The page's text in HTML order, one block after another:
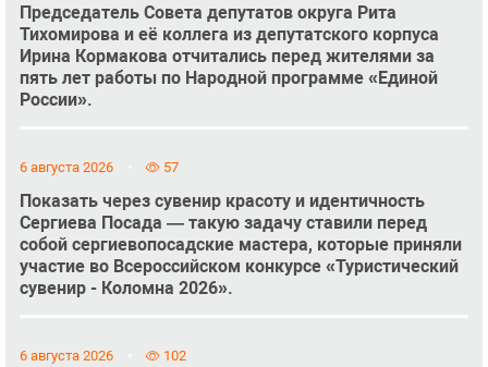
Председатель Совета депутатов округа Рита
Тихомирова и её коллега из депутатского корпуса
Ирина Кормакова отчитались перед жителями за
пять лет работы по Народной программе «Единой
России».
6 августа 2026 57
Показать через сувенир красоту и идентичность
Сергиева Посада — такую задачу ставили перед
собой сергиевопосадские мастера, которые приняли
участие во Всероссийском конкурсе «Туристический
сувенир - Коломна 2026».
6 августа 2026 102